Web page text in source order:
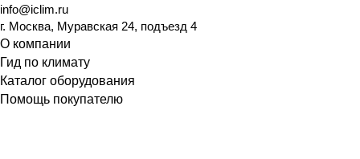
info@iclim.ru
г. Москва, Муравская 24, подъезд 4
О компании
Гид по климату
Каталог оборудования
Помощь покупателю